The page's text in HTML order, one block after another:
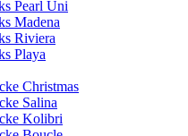
Pearl Uni
Madena
Riviera
Playa
Christmas
Salina
Kolibri